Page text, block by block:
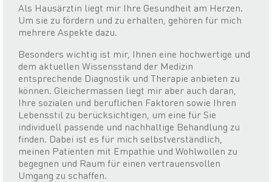
Als Hausärztin liegt mir Ihre Gesundheit am Herzen.
Um sie zu fördern und zu erhalten, gehören für mich
mehrere Aspekte dazu.
Besonders wichtig ist mir, Ihnen eine hochwertige und
dem aktuellen Wissensstand der Medizin
entsprechende Diagnostik und Therapie anbieten zu
können. Gleichermassen liegt mir aber auch daran,
Ihre sozialen und beruflichen Faktoren sowie Ihren
Lebensstil zu berücksichtigen, um eine für Sie
individuell passende und nachhaltige Behandlung zu
finden. Dabei ist es für mich selbstverständlich,
meinen Patienten mit Empathie und Wohlwollen zu
begegnen und Raum für einen vertrauensvollen
Umgang zu schaffen.